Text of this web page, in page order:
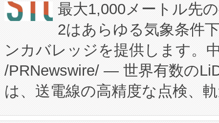
患者にとっての費用負担を大
のアクセスを大幅に拡大する
Fully-Connected Continuous
プログラムには、施設設計・
に関する技術移転および知的
構造化トレーニングカリキュ
President原信平）と、エンタ
ードするVoltaiqは、日本にあ
ーエネルギー貯蔵システム（
た。 Voltaiq独自のAI搭載プラ
定、統合、導入、運用に至る
安全性を追跡し、確保する事
最大1,000メートル先
2はあらゆる気象条件
ンカバレッジを提供します。
/PRNewswire/ — 世界有数の
は、送電線の高精度な点検、
や穀物倉庫におけるバルク材